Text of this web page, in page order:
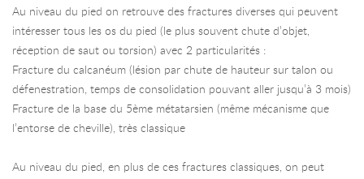
Au niveau du pied on retrouve des fractures diverses qui peuvent
intéresser tous les os du pied (le plus souvent chute d’objet,
réception de saut ou torsion) avec 2 particularités :
Fracture du calcanéum (lésion par chute de hauteur sur talon ou
défenestration, temps de consolidation pouvant aller jusqu’à 3 mois)
Fracture de la base du 5ème métatarsien (même mécanisme que
l’entorse de cheville), très classique
Au niveau du pied, en plus de ces fractures classiques, on peut